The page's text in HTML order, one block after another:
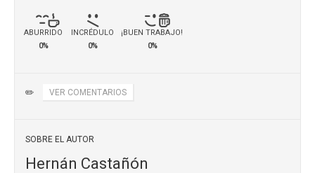
ABURRIDO
0%
INCRÉDULO
0%
¡BUEN TRABAJO!
0%
✏️ VER COMENTARIOS
SOBRE EL AUTOR
Hernán Castañón